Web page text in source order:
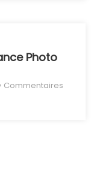
Photo
Commentaires